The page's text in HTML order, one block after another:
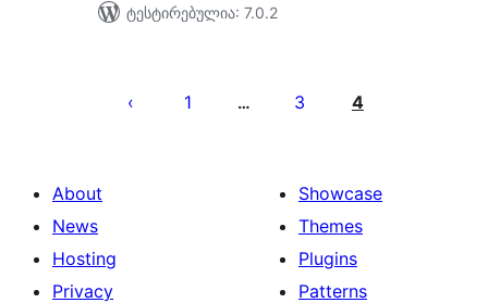
ტესტირებულია: 7.0.2
გვერდებათ
1 … 3 4
About
News
Hosting
Privacy
Showcase
Themes
Plugins
Patterns